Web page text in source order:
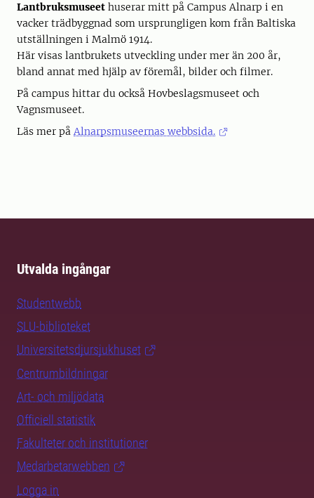
Lantbruksmuseet huserar mitt på Campus Alnarp i en
vacker trädbyggnad som ursprungligen kom från Baltiska
utställningen i Malmö 1914.
Här visas lantbrukets utveckling under mer än 200 år,
bland annat med hjälp av föremål, bilder och filmer.
På campus hittar du också Hovbeslagsmuseet och
Vagnsmuseet.
Läs mer på Alnarpsmuseernas webbsida.
Utvalda ingångar
Studentwebb
SLU-biblioteket
Universitetsdjursjukhuset
Centrumbildningar
Art- och miljödata
Officiell statistik
Fakulteter och institutioner
Medarbetarwebben
Logga in